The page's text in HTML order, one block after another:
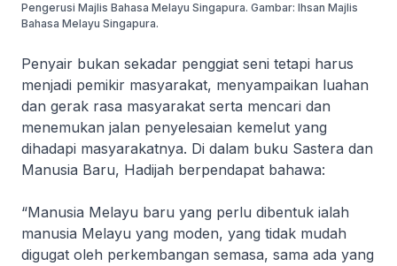
Pengerusi Majlis Bahasa Melayu Singapura. Gambar: Ihsan Majlis
Bahasa Melayu Singapura.
Penyair bukan sekadar penggiat seni tetapi harus
menjadi pemikir masyarakat, menyampaikan luahan
dan gerak rasa masyarakat serta mencari dan
menemukan jalan penyelesaian kemelut yang
dihadapi masyarakatnya. Di dalam buku Sastera dan
Manusia Baru, Hadijah berpendapat bahawa:
“Manusia Melayu baru yang perlu dibentuk ialah
manusia Melayu yang moden, yang tidak mudah
digugat oleh perkembangan semasa, sama ada yang